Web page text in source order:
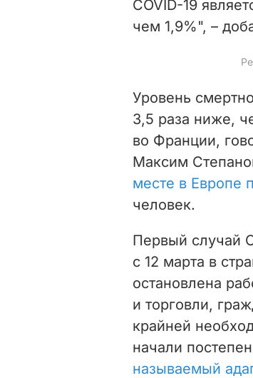
COVID-19
чем 1,9%", –
Уровень
3,5 раза ниже,
во Франции,
Максим
месте в Европе
человек.
Первый случай
с 12 марта в
остановлена
и торговли,
крайней
начали
называемый